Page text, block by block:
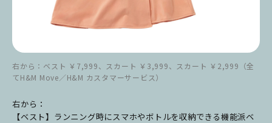
右から：ベスト ￥7,999、スカート ￥3,999、スカート ￥2,999（全
てH&M Move／H&M カスタマーサービス）
右から：
【ベスト】ランニング時にスマホやボトルを収納できる機能派ベ